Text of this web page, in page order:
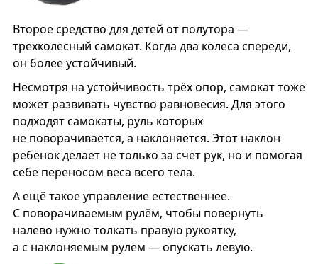
Второе средство для детей от полутора —
трёхколёсный самокат. Когда два колеса спереди,
он более устойчивый.
Несмотря на устойчивость трёх опор, самокат тоже
может развивать чувство равновесия. Для этого
подходят самокаты, руль которых
не поворачивается, а наклоняется. Этот наклон
ребёнок делает не только за счёт рук, но и помогая
себе переносом веса всего тела.
А ещё такое управление естественнее.
С поворачиваемым рулём, чтобы повернуть
налево нужно толкать правую рукоятку,
а с наклоняемым рулём — опускать левую.